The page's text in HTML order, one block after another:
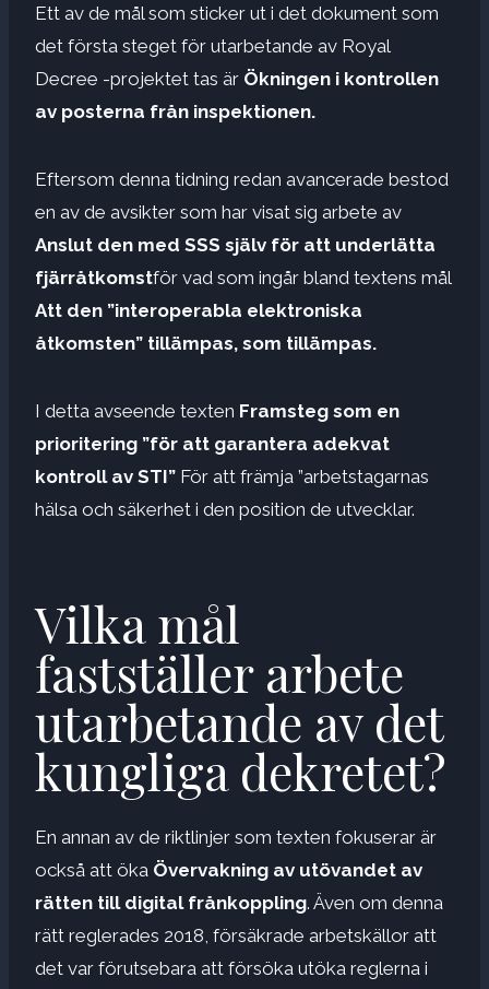
Ett av de mål som sticker ut i det dokument som
det första steget för utarbetande av Royal
Decree -projektet tas är Ökningen i kontrollen
av posterna från inspektionen.
Eftersom denna tidning redan avancerade bestod
en av de avsikter som har visat sig arbete av
Anslut den med SSS själv för att underlätta
fjärråtkomstför vad som ingår bland textens mål
Att den ”interoperabla elektroniska
åtkomsten” tillämpas, som tillämpas.
I detta avseende texten Framsteg som en
prioritering ”för att garantera adekvat
kontroll av STI” För att främja ”arbetstagarnas
hälsa och säkerhet i den position de utvecklar.
Vilka mål
fastställer arbete
utarbetande av det
kungliga dekretet?
En annan av de riktlinjer som texten fokuserar är
också att öka Övervakning av utövandet av
rätten till digital frånkoppling. Även om denna
rätt reglerades 2018, försäkrade arbetskällor att
det var förutsebara att försöka utöka reglerna i